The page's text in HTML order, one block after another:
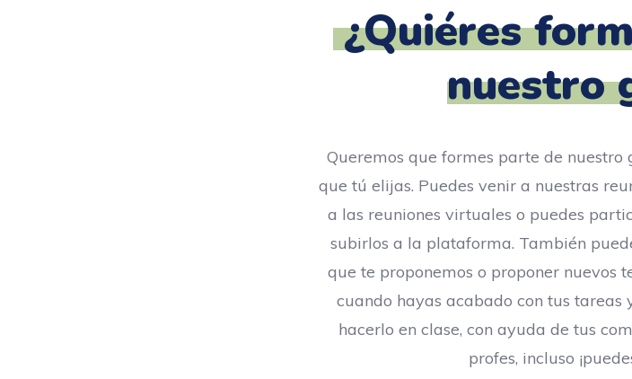
¿Quiéres
nuestro
Queremos que formes parte de
que tú elijas. Puedes venir a nuestras
a las reuniones virtuales o puedes
subirlos a la plataforma. También
que te proponemos o proponer nuevos
cuando hayas acabado con tus
hacerlo en clase, con ayuda de tus
profes, incluso